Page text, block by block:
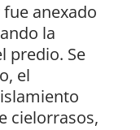
anexado
la
predio. Se
el
cielorrasos,